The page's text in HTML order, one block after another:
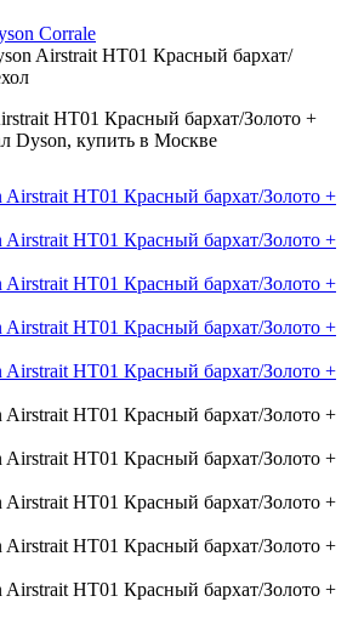
Corrale
Airstrait HT01 Красный бархат/
HT01 Красный бархат/Золото +
Dyson, купить в Москве